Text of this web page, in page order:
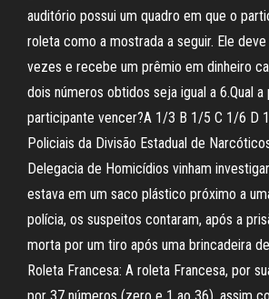
auditório possui um quadro em que o
roleta como a mostrada a seguir. Ele
vezes e recebe um prêmio em dinheiro
dois números obtidos seja igual a 6.Qual
participante vencer?A 1/3 B 1/5 C 1/6 D
Policiais da Divisão Estadual de
Delegacia de Homicídios vinham
estava em um saco plástico próximo a
polícia, os suspeitos contaram, após a
morta por um tiro após uma brincadeira
Roleta Francesa: A roleta Francesa, por